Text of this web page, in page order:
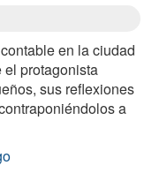
en la ciudad
el protagonista
sus reflexiones
a